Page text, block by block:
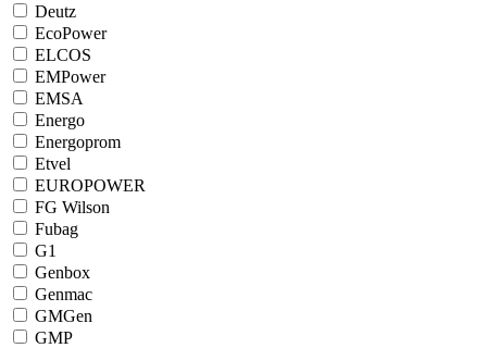
Deutz
EcoPower
ELCOS
EMPower
EMSA
Energo
Energoprom
Etvel
EUROPOWER
FG Wilson
Fubag
G1
Genbox
Genmac
GMGen
GMP